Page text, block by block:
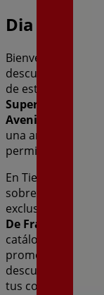
Dia
Bienvenido a la
descubrir las
de esta
Supermercados
Avenida De
una amplia gama
permitirán
En Tiendeo te
sobre
,
exclusivas y la
De Francia, S/N
catálogos de
promociones más
descuentos en
tus compras en